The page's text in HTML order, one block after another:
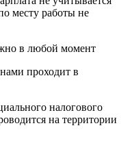
месту работы не
в любой момент
проходит в
налогового
на территории